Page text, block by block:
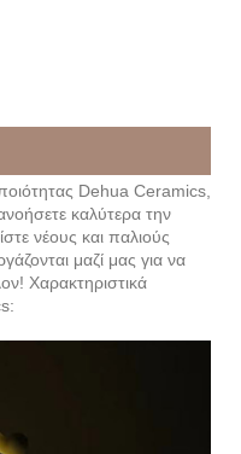
Dehua Ceramics,
καλύτερα την
νέους και παλιούς
μαζί μας για να
Χαρακτηριστικά